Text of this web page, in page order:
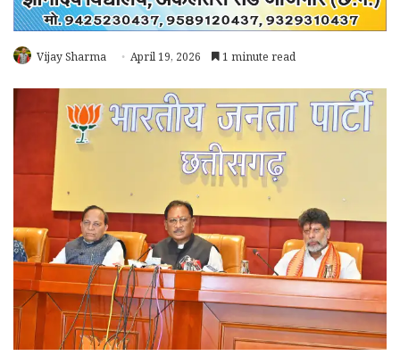
Vijay Sharma April 19, 2026 1 minute read